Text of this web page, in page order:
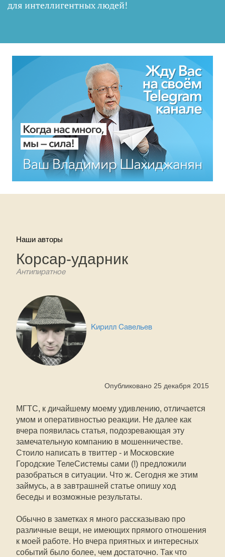
для интеллигентных людей!
Наши авторы
Корсар-ударник
Антипиратное
Кирилл Савельев
Опубликовано 25 декабря 2015
МГТС, к дичайшему моему удивлению, отличается
умом и оперативностью реакции. Не далее как
вчера появилась статья, подозревающая эту
замечательную компанию в мошенничестве.
Стоило написать в твиттер - и Московские
Городские ТелеСистемы сами (!) предложили
разобраться в ситуации. Что ж. Сегодня же этим
займусь, а в завтрашней статье опишу ход
беседы и возможные результаты.
Обычно в заметках я много рассказываю про
различные вещи, не имеющих прямого отношения
к моей работе. Но вчера приятных и интересных
событий было более, чем достаточно. Так что